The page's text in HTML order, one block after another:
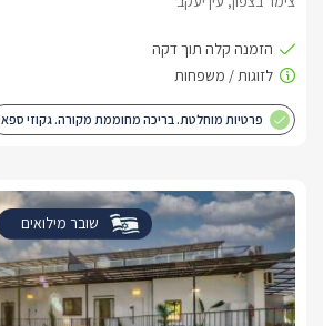
פרטיות מוחלטת. בריכה מחוממת מקורה. גקוזי ספא
שובר מילואים